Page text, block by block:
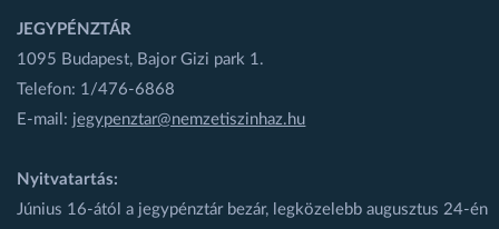
JEGYPÉNZTÁR
1095 Budapest, Bajor Gizi park 1.
Telefon: 1/476-6868
E-mail: jegypenztar@nemzetiszinhaz.hu
Nyitvatartás:
Június 16-ától a jegypénztár bezár, legközelebb augusztus 24-én